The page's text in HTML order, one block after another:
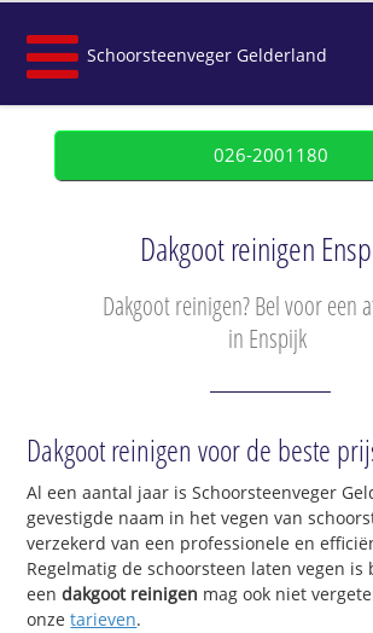
Schoorsteenveger Gelderland
026-2001180
Dakgoot reinigen
Dakgoot reinigen? Bel voor een
in Enspijk
Dakgoot reinigen voor de beste
Al een aantal jaar is Schoorsteenveger
gevestigde naam in het vegen van
verzekerd van een professionele en
Regelmatig de schoorsteen laten vegen is
eendakgoot reinigen mag ook niet
onzetarieven.